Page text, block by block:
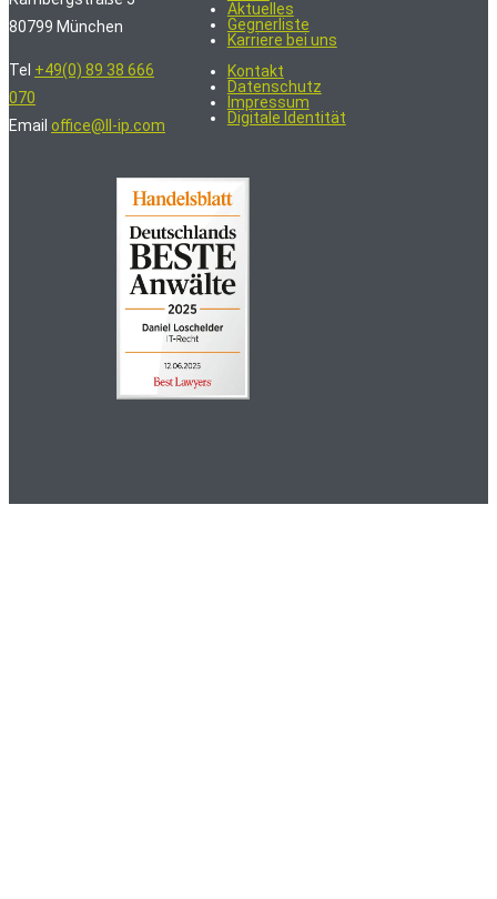
80799 München
Tel +49(0) 89 38 666
070
Email office@ll-ip.com
Aktuelles
Gegnerliste
Karriere bei uns
Kontakt
Datenschutz
Impressum
Digitale Identität